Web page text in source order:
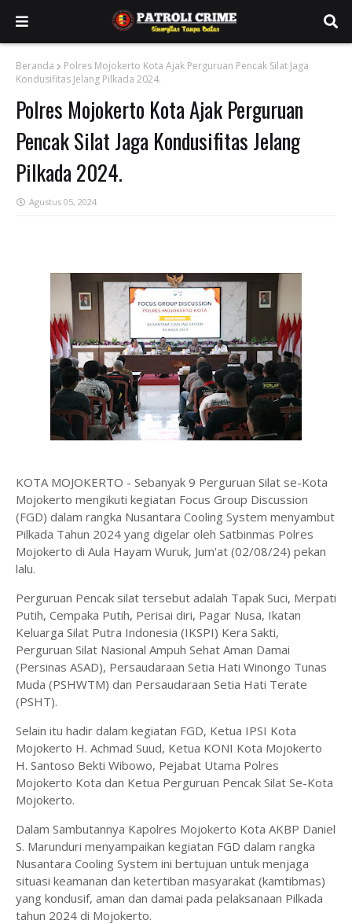
Beranda
Polres Mojokerto Kota Ajak Perguruan Pencak Silat Jaga
Kondusifitas Jelang Pilkada 2024.
Polres Mojokerto Kota Ajak Perguruan
Pencak Silat Jaga Kondusifitas Jelang
Pilkada 2024.
Agustus 05, 2024
KOTA MOJOKERTO - Sebanyak 9 Perguruan Silat se-Kota
Mojokerto mengikuti kegiatan Focus Group Discussion
(FGD) dalam rangka Nusantara Cooling System menyambut
Pilkada Tahun 2024 yang digelar oleh Satbinmas Polres
Mojokerto di Aula Hayam Wuruk, Jum'at (02/08/24) pekan
lalu.
Perguruan Pencak silat tersebut adalah Tapak Suci, Merpati
Putih, Cempaka Putih, Perisai diri, Pagar Nusa, Ikatan
Keluarga Silat Putra Indonesia (IKSPI) Kera Sakti,
Perguruan Silat Nasional Ampuh Sehat Aman Damai
(Persinas ASAD), Persaudaraan Setia Hati Winongo Tunas
Muda (PSHWTM) dan Persaudaraan Setia Hati Terate
(PSHT).
Selain itu hadir dalam kegiatan FGD, Ketua IPSI Kota
Mojokerto H. Achmad Suud, Ketua KONI Kota Mojokerto
H. Santoso Bekti Wibowo, Pejabat Utama Polres
Mojokerto Kota dan Ketua Perguruan Pencak Silat Se-Kota
Mojokerto.
Dalam Sambutannya Kapolres Mojokerto Kota AKBP Daniel
S. Marunduri menyampaikan kegiatan FGD dalam rangka
Nusantara Cooling System ini bertujuan untuk menjaga
situasi keamanan dan ketertiban masyarakat (kamtibmas)
yang kondusif, aman dan damai pada pelaksanaan Pilkada
tahun 2024 di Mojokerto.